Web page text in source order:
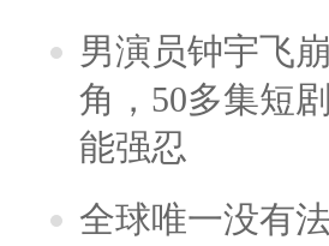
男演员钟宇飞
角，50多集短
能强忍
全球唯一没有